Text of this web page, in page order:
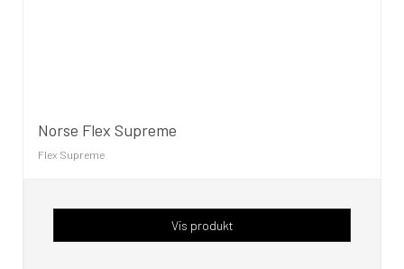
Norse Flex Supreme
Flex Supreme
Vis produkt